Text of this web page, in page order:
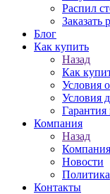
Распил
Заказать
Блог
Как купить
Назад
Как
Условия
Условия
Гарантия
Компания
Назад
Компания
Новости
Политика
Контакты